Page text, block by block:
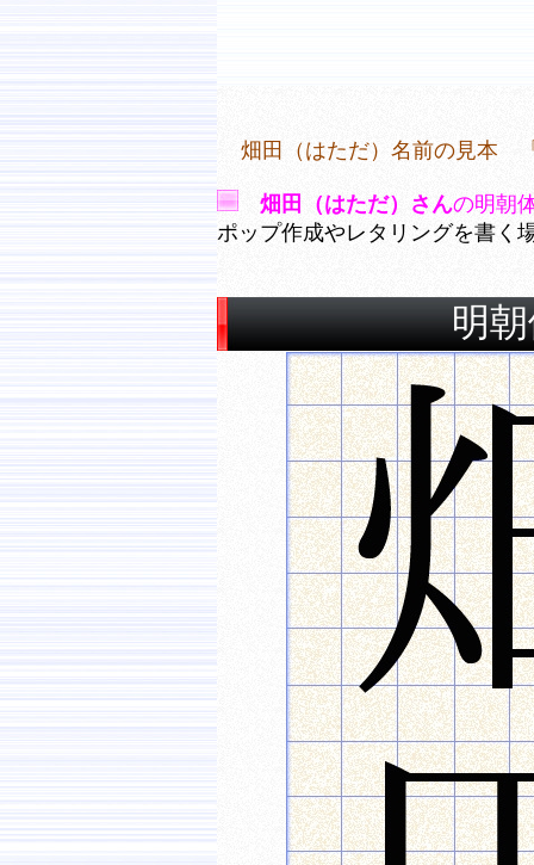
畑田（はただ）名前の見本
畑田（はただ）さんの明朝
ポップ作成やレタリングを書く
明